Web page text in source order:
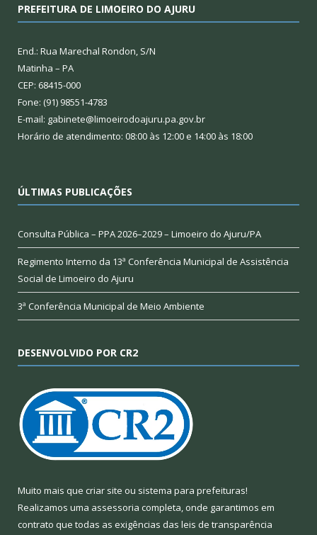
PREFEITURA DE LIMOEIRO DO AJURU
End.: Rua Marechal Rondon, S/N
Matinha – PA
CEP: 68415-000
Fone: (91) 98551-4783
E-mail: gabinete@limoeirodoajuru.pa.gov.br
Horário de atendimento: 08:00 às 12:00 e 14:00 às 18:00
ÚLTIMAS PUBLICAÇÕES
Consulta Pública – PPA 2026–2029 – Limoeiro do Ajuru/PA
Regimento Interno da 13ª Conferência Municipal de Assistência
Social de Limoeiro do Ajuru
3ª Conferência Municipal de Meio Ambiente
DESENVOLVIDO POR CR2
Muito mais que criar site ou sistema para prefeituras!
Realizamos uma assessoria completa, onde garantimos em
contrato que todas as exigências das leis de transparência